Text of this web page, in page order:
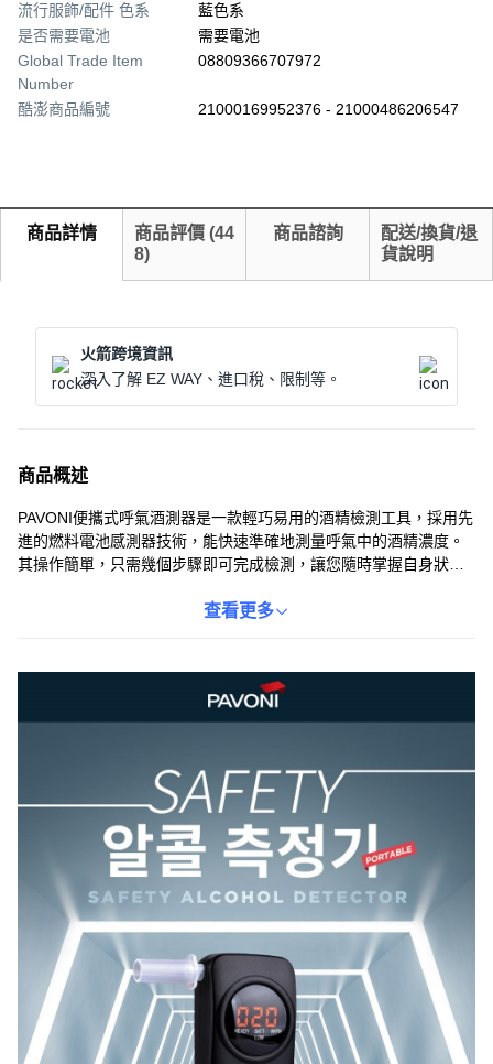
流行服飾/配件 色系
藍色系
是否需要電池
需要電池
Global Trade Item
Number
08809366707972
酷澎商品編號 21000169952376 - 21000486206547
商品詳情 商品評價 (44
8)
商品諮詢
配送/換貨/退
貨說明
火箭跨境資訊
深入了解 EZ WAY、進口稅、限制等。
商品概述
PAVONI便攜式呼氣酒測器是一款輕巧易用的酒精檢測工具，採用先
進的燃料電池感測器技術，能快速準確地測量呼氣中的酒精濃度。
其操作簡單，只需幾個步驟即可完成檢測，讓您隨時掌握自身狀
工地等場所，有助於預防因飲酒引發的意外事故，確保安全。
查看更多